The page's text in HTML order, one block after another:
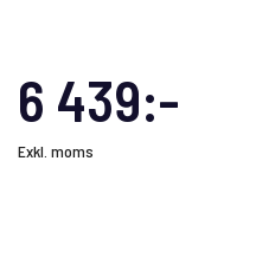
6 439:-
Exkl. moms